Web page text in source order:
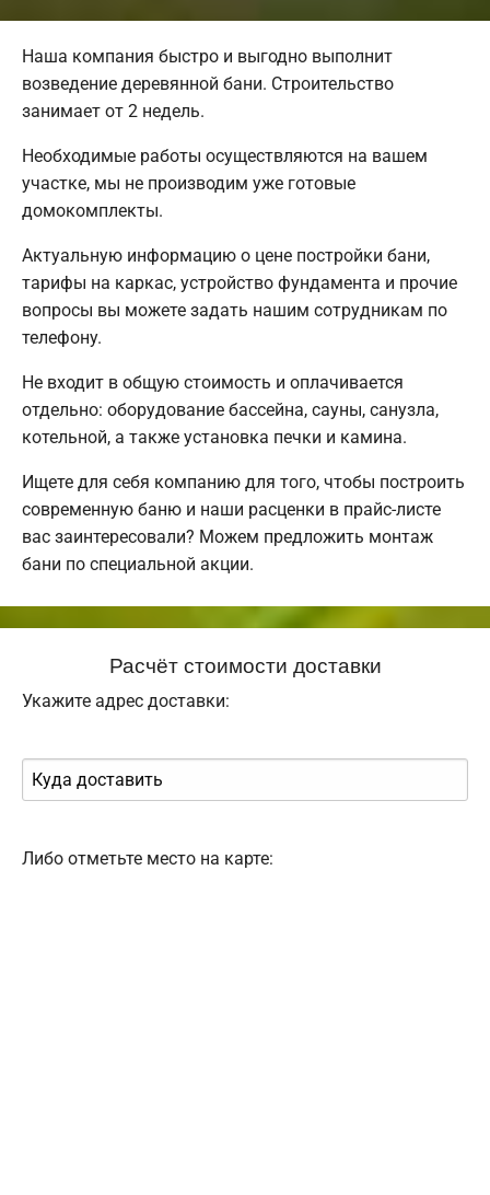
Наша компания быстро и выгодно выполнит
возведение деревянной бани. Строительство
занимает от 2 недель.
Необходимые работы осуществляются на вашем
участке, мы не производим уже готовые
домокомплекты.
Актуальную информацию о цене постройки бани,
тарифы на каркас, устройство фундамента и прочие
вопросы вы можете задать нашим сотрудникам по
телефону.
Не входит в общую стоимость и оплачивается
отдельно: оборудование бассейна, сауны, санузла,
котельной, а также установка печки и камина.
Ищете для себя компанию для того, чтобы построить
современную баню и наши расценки в прайс-листе
вас заинтересовали? Можем предложить монтаж
бани по специальной акции.
Расчёт стоимости доставки
Укажите адрес доставки:
Либо отметьте место на карте: